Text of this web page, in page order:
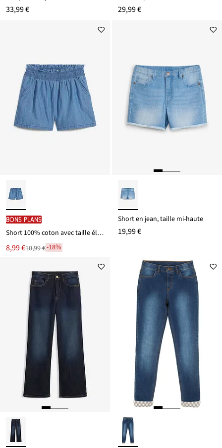
33,99 € 29,99 €
BONS PLANS
Short 100% coton avec taille élastiquée
Le
nouveau
8,99 €
Remise
10,99 €
10,99 €-18%
Short en jean, taille mi-haute
19,99 €